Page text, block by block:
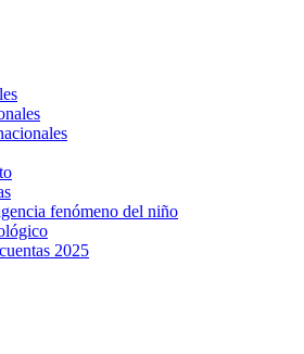
fenómeno del niño
2025